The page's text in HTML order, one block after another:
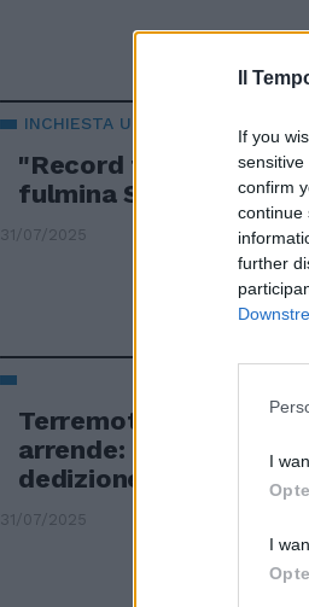
Il
If you
confirm
continue
further
I
I
INCHIESTA URBANISTICA
"Record tristissimi".
fulmina Sala: Milano
31/07/2025
Terremoto
arrende: "Continuo a
dedizione"
31/07/2025